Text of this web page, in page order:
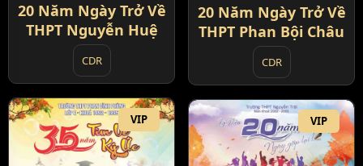
20 Năm Ngày Trở Về
THPT Nguyễn Huệ
CDR
20 Năm Ngày Trở Về
THPT Phan Bội Châu
CDR
VIP VIP